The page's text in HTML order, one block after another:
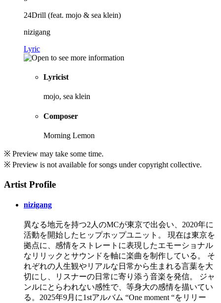
24Drill (feat. mojo & sea klein)
nizigang
Lyric
Lyricist
mojo, sea klein
Composer
Morning Lemon
※ Preview may take some time.
※ Preview is not available for songs under copyright collective.
Artist Profile
nizigang
異なる地元を持つ2人のMCが東京で出会い、2020年に
活動を開始したヒップホップユニット。 現在は東京を
拠点に、感情をストレートに表現したエモーショナル
なリリックとサウンドを軸に楽曲を制作している。 そ
れぞれの人生観やリアルな日常から生まれる言葉を大
切にし、リスナーの日常に寄り添う音楽を発信。 ジャ
ンルにとらわれない感性で、等身大の感情を描いてい
る。2025年9月に1stアルバム “One moment “をリリー